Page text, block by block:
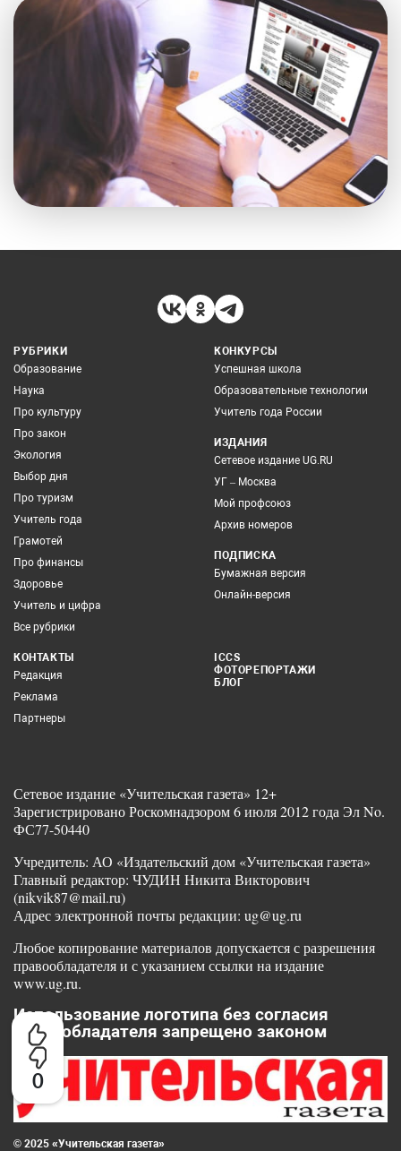
0
РУБРИКИ
Образование
Наука
Про культуру
Про закон
Экология
Выбор дня
Про туризм
Учитель года
Грамотей
Про финансы
Здоровье
Учитель и цифра
Все рубрики
КОНКУРСЫ
Успешная школа
Образовательные технологии
Учитель года России
ИЗДАНИЯ
Сетевое издание UG.RU
УГ – Москва
Мой профсоюз
Архив номеров
ПОДПИСКА
Бумажная версия
Онлайн-версия
КОНТАКТЫ
Редакция
Реклама
Партнеры
ICCS
ФОТОРЕПОРТАЖИ
БЛОГ
Сетевое издание «Учительская газета» 12+
Зарегистрировано Роскомнадзором 6 июля 2012 года Эл No.
ФС77-50440
Учредитель: АО «Издательский дом «Учительская газета»
Главный редактор: ЧУДИН Никита Викторович
(nikvik87@mail.ru)
Адрес электронной почты редакции: ug@ug.ru
Любое копирование материалов допускается с разрешения
правообладателя и с указанием ссылки на издание
www.ug.ru.
Использование логотипа без согласия
правообладателя запрещено законом
© 2025 «Учительская газета»